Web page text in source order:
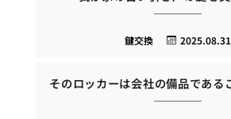
2025.08.31
鍵交換
そのロッカーは会社の備品である